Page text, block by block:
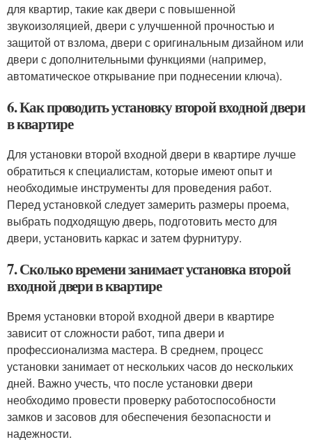
для квартир, такие как двери с повышенной
звукоизоляцией, двери с улучшенной прочностью и
защитой от взлома, двери с оригинальным дизайном или
двери с дополнительными функциями (например,
автоматическое открывание при поднесении ключа).
6. Как проводить установку второй входной двери
в квартире
Для установки второй входной двери в квартире лучше
обратиться к специалистам, которые имеют опыт и
необходимые инструменты для проведения работ.
Перед установкой следует замерить размеры проема,
выбрать подходящую дверь, подготовить место для
двери, установить каркас и затем фурнитуру.
7. Сколько времени занимает установка второй
входной двери в квартире
Время установки второй входной двери в квартире
зависит от сложности работ, типа двери и
профессионализма мастера. В среднем, процесс
установки занимает от нескольких часов до нескольких
дней. Важно учесть, что после установки двери
необходимо провести проверку работоспособности
замков и засовов для обеспечения безопасности и
надежности.